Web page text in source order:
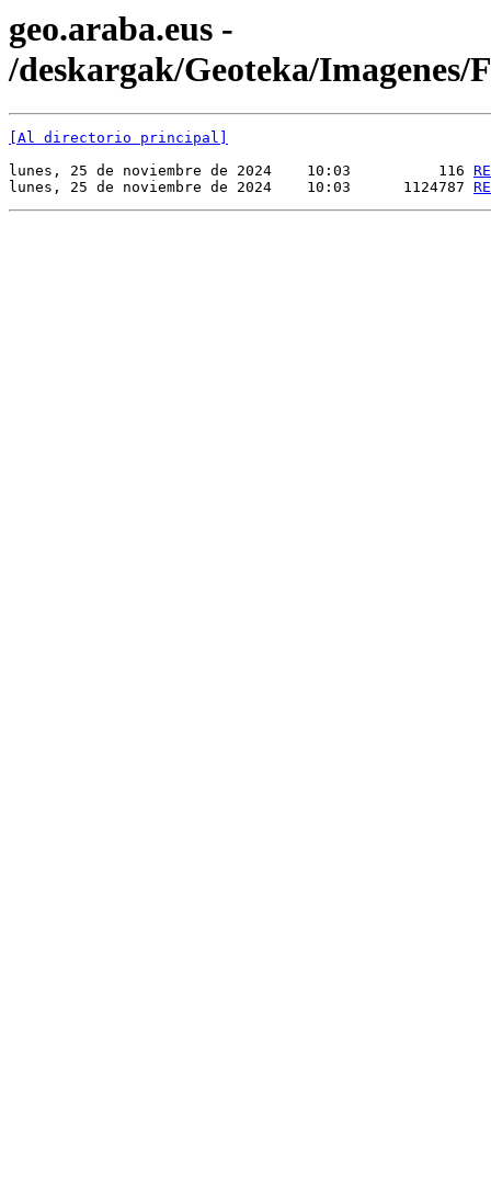
geo.araba.eus -
/deskargak/Geoteka/Imagenes/
[Al directorio principal]
lunes, 25 de noviembre de 2024    10:03          116
lunes, 25 de noviembre de 2024    10:03      1124787